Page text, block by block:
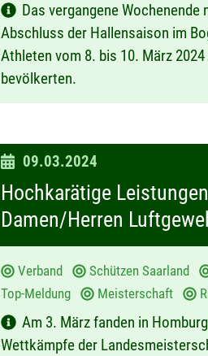
Das vergangene
Abschluss der Hallensaison im
Athleten vom 8. bis 10. März
bevölkerten.
D
t
u
m
:
09.03.2024
Hochkarätige
Damen/Herren
Verband Schützen Saarland
Top-Meldung
Meisterschaft
Am 3. März fanden in
Wettkämpfe der